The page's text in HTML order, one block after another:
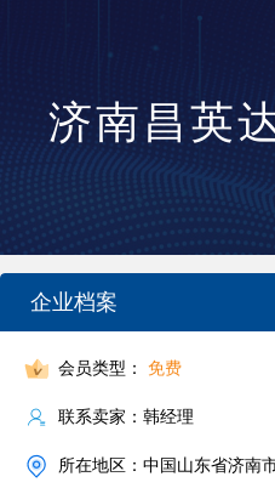
济南昌英
企业档案
会员类型： 免费
联系卖家：韩经理
所在地区：中国山东省济南